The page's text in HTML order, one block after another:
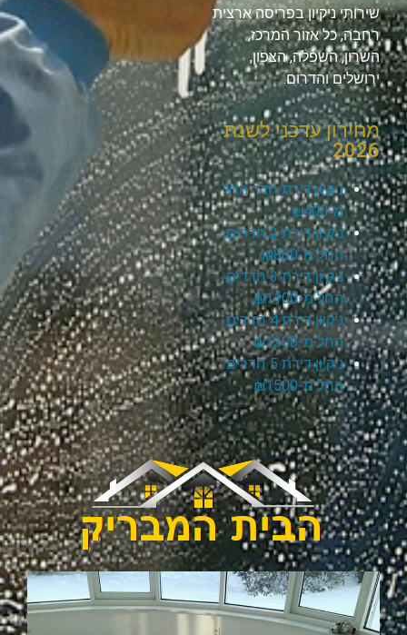
שירותי ניקיון בפריסה ארצית
רחבה, כל אזור המרכז,
השרון, השפלה, הצפון,
ירושלים והדרום.
מחירון עדכני לשנת
2026
ניקיון דירת חדר החל
מ-₪400
ניקיון דירת 2 חדרים
החל מ-₪800
ניקיון דירת 3 חדרים
החל מ-₪1100
ניקיון דירת 4 חדרים
החל מ-₪1300
ניקיון דירת 5 חדרים
החל מ-₪1500